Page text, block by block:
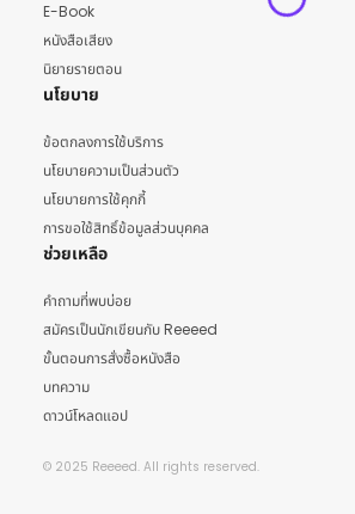
E-Book
หนังสือเสียง
นิยายรายตอน
นโยบาย
ข้อตกลงการใช้บริการ
นโยบายความเป็นส่วนตัว
นโยบายการใช้คุกกี้
การขอใช้สิทธิ์ข้อมูลส่วนบุคคล
ช่วยเหลือ
คำถามที่พบบ่อย
สมัครเป็นนักเขียนกับ Reeeed
ขั้นตอนการสั่งซื้อหนังสือ
บทความ
ดาวน์โหลดแอป
© 2025 Reeeed. All rights reserved.